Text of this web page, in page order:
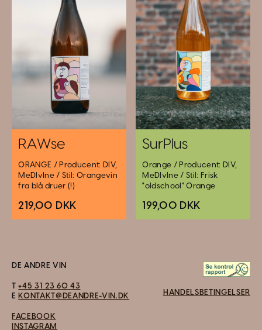
RAWse
ORANGE / Producent: DIV,
MeDIvIne / Stil: Orangevin
fra blå druer (!)
219,00 DKK
SurPlus
Orange / Producent: DIV,
MeDIvIne / Stil: Frisk
"oldschool" Orange
199,00 DKK
DE ANDRE VIN
T+45 31 23 60 43
EKONTAKT@DEANDRE-VIN.DK
FACEBOOK
INSTAGRAM
HANDELSBETINGELSER